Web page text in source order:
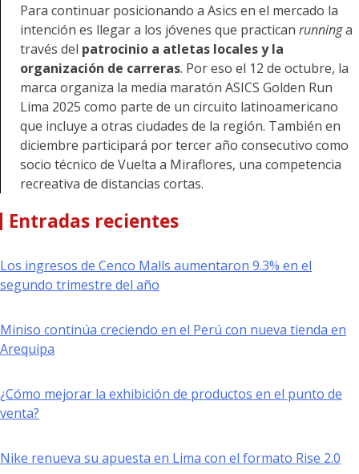
Para continuar posicionando a Asics en el mercado la
intención es llegar a los jóvenes que practican runninga
través del patrocinio a atletas locales y la
organización de carreras. Por eso el 12 de octubre, la
marca organiza la media maratón ASICS Golden Run
Lima 2025 como parte de un circuito latinoamericano
que incluye a otras ciudades de la región. También en
diciembre participará por tercer año consecutivo como
socio técnico de Vuelta a Miraflores, una competencia
recreativa de distancias cortas.
Entradas recientes
Los ingresos de Cenco Malls aumentaron 9.3% en el
segundo trimestre del año
Miniso continúa creciendo en el Perú con nueva tienda en
Arequipa
¿Cómo mejorar la exhibición de productos en el punto de
venta?
Nike renueva su apuesta en Lima con el formato Rise 2.0